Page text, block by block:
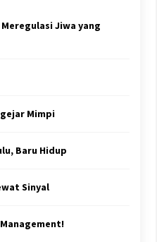
Meregulasi Jiwa yang
Mimpi
Baru Hidup
Sinyal